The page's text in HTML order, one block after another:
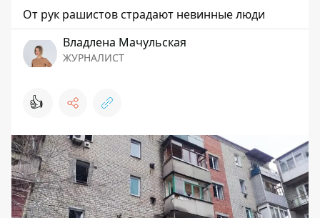
От рук рашистов страдают невинные люди
Владлена Мачульская
ЖУРНАЛИСТ
👍